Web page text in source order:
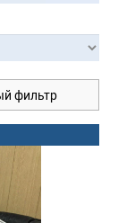
фильтр